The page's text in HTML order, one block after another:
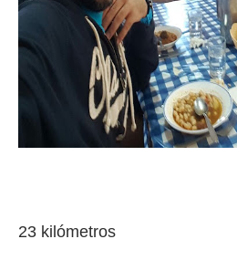
23 kilómetros